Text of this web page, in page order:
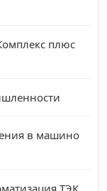
плюс
в машино
ТЭК